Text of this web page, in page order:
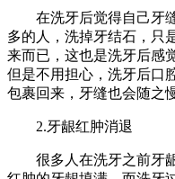
在洗牙后觉得自己牙缝
多的人，洗掉牙结石，只
来而已，这也是洗牙后感
但是不用担心，洗牙后口
包裹回来，牙缝也会随之
2.牙龈红肿消退
很多人在洗牙之前牙龈